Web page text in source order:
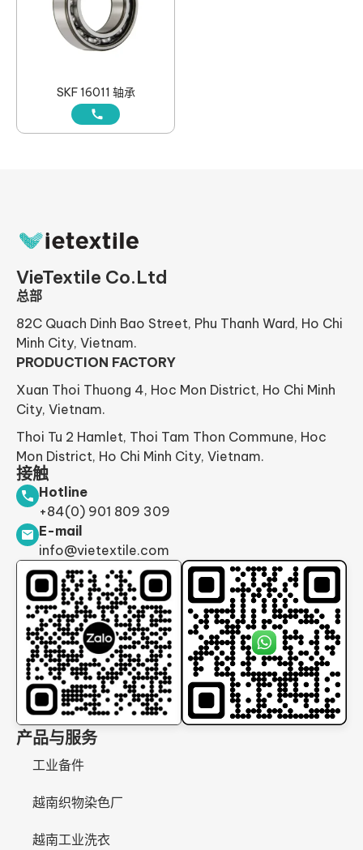
SKF 16011 轴承
VieTextile Co.Ltd
总部
82C Quach Dinh Bao Street, Phu Thanh Ward, Ho Chi
Minh City, Vietnam.
PRODUCTION FACTORY
Xuan Thoi Thuong 4, Hoc Mon District, Ho Chi Minh
City, Vietnam.
Thoi Tu 2 Hamlet, Thoi Tam Thon Commune, Hoc
Mon District, Ho Chi Minh City, Vietnam.
接触
Hotline
+84(0) 901 809 309
E-mail
info@vietextile.com
产品与服务
工业备件
越南织物染色厂
越南工业洗衣